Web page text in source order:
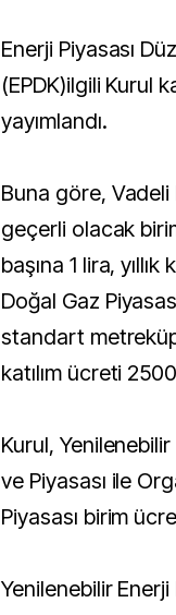
Enerji Piyasası Düzenleme Kurumu'nun
(EPDK)ilgili Kurul
yayımlandı.
Buna göre,
geçerli olacak
başına 1 lira,
Doğal Gaz
standart metreküp
katılım ücreti
Kurul,
ve Piyasası ile
Piyasası birim
Yenilenebilir